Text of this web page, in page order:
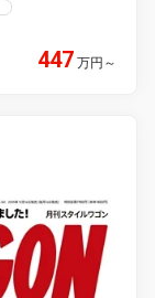
447 万円 ～